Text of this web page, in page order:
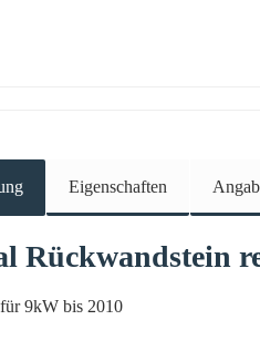
Eigenschaften
Rückwandstein
für 9kW bis 2010